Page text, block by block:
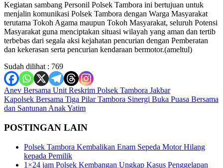
Kegiatan sambang Personil Polsek Tambora ini bertujuan untuk
menjalin komunikasi Polsek Tambora dengan Warga Masyarakat
terutama Tokoh Agama maupun Tokoh Masyarakat, seluruh Potensi
Masyarakat guna menciptakan situasi wilayah yang aman dan tertib
terbebas dari segala aksi kejahatan pencurian dengan Pemberatan
dan kekerasan serta pencurian kendaraan bermotor.(ameltul)
Sudah dilihat : 769
Navigasi
pos
Anev Bersama Unit Reskrim Polsek Tambora Jakbar
Kapolsek Bersama Tiga Pilar Tambora Sinergi Buka Puasa Bersama
dan Santunan Anak Yatim
POSTINGAN LAIN
Polsek Tambora Kembalikan Enam Sepeda Motor Hilang
kepada Pemilik
1×24 jam Polsek Kembangan Ungkap Kasus Penggelapan